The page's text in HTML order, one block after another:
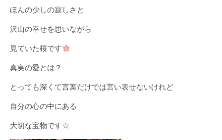
ほんの少しの寂しさと
沢山の幸せを思いながら
見ていた桜です
真実の愛とは？
とっても深くて言葉だけでは言い表せないけれど
自分の心の中にある
大切な宝物です☆